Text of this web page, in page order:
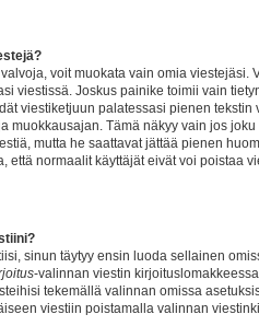
voit muokata vain omia viestejäsi.
viestissä. Joskus painike toimii vain
viestiketjuun palatessasi pienen tekstin
muokkausajan. Tämä näkyy vain jos
mutta he saattavat jättää pienen
että normaalit käyttäjät eivät voi poistaa
sinun täytyy ensin luoda sellainen
-valinnan viestin
tekemällä valinnan omissa
viestiin poistamalla valinnan